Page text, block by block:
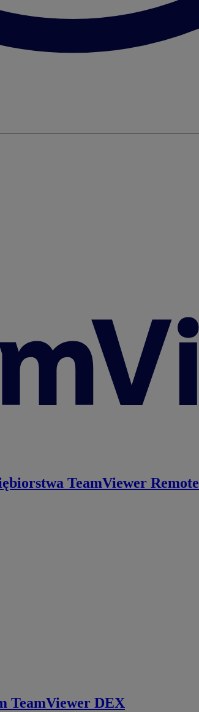
TeamViewer Remote
TeamViewer DEX